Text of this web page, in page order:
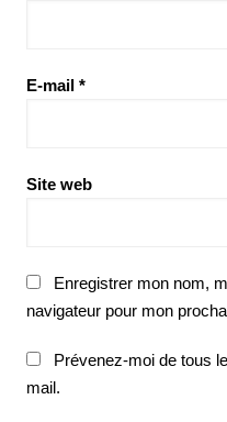
E-mail *
Site web
Enregistrer mon nom,
navigateur pour mon
Prévenez-moi de tous
mail.